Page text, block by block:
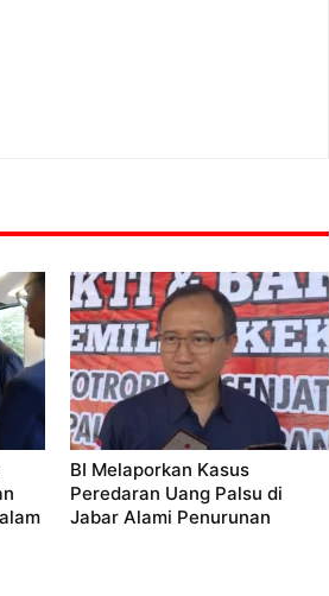
BI Melaporkan Kasus
Peredaran Uang Palsu di
Jabar Alami Penurunan